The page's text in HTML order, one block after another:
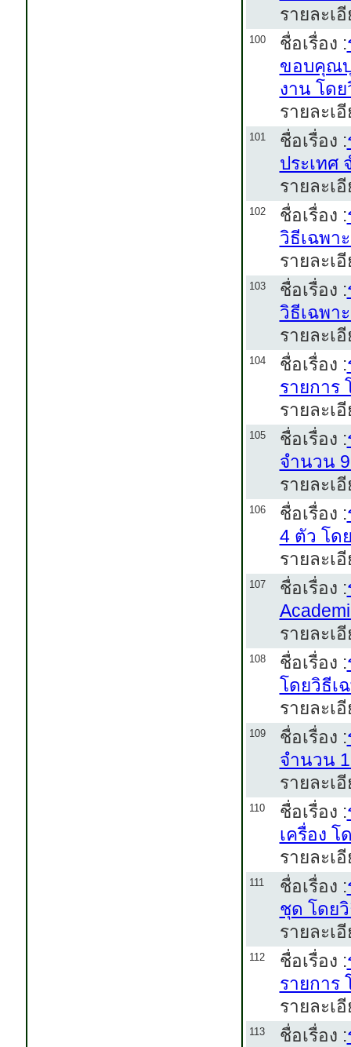
รายละเ
100 ชื่อเรื่อง :
ขอบคุณบุ
งาน โดย
รายละเ
101 ชื่อเรื่อง :
ประเทศ
รายละเ
102 ชื่อเรื่อง :
วิธีเฉพา
รายละเ
103 ชื่อเรื่อง :
วิธีเฉพา
รายละเ
104 ชื่อเรื่อง :
รายการ
รายละเ
105 ชื่อเรื่อง :
จำนวน 9
รายละเ
106 ชื่อเรื่อง :
4 ตัว โด
รายละเ
107 ชื่อเรื่อง :
รายละเ
108 ชื่อเรื่อง :
โดยวิธีเ
รายละเ
109 ชื่อเรื่อง :
จำนวน
รายละเ
110 ชื่อเรื่อง :
เครื่อง โ
รายละเ
111 ชื่อเรื่อง :
ชุด โดยวิ
รายละเ
112 ชื่อเรื่อง :
รายการ
รายละเ
113 ชื่อเรื่อง :